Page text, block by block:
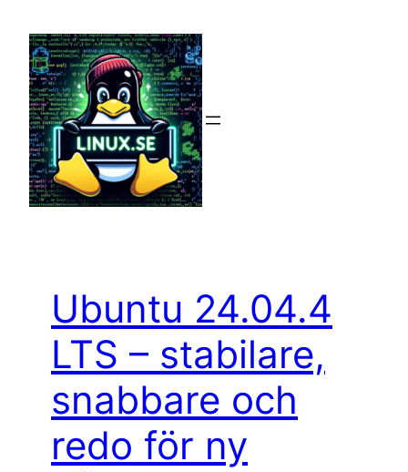
innehåll
Ubuntu 24.04.4
LTS – stabilare,
snabbare och
redo för ny